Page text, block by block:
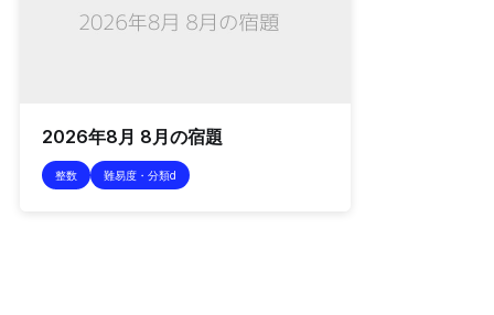
2026年8月 8月の宿題
整数 難易度・分類d